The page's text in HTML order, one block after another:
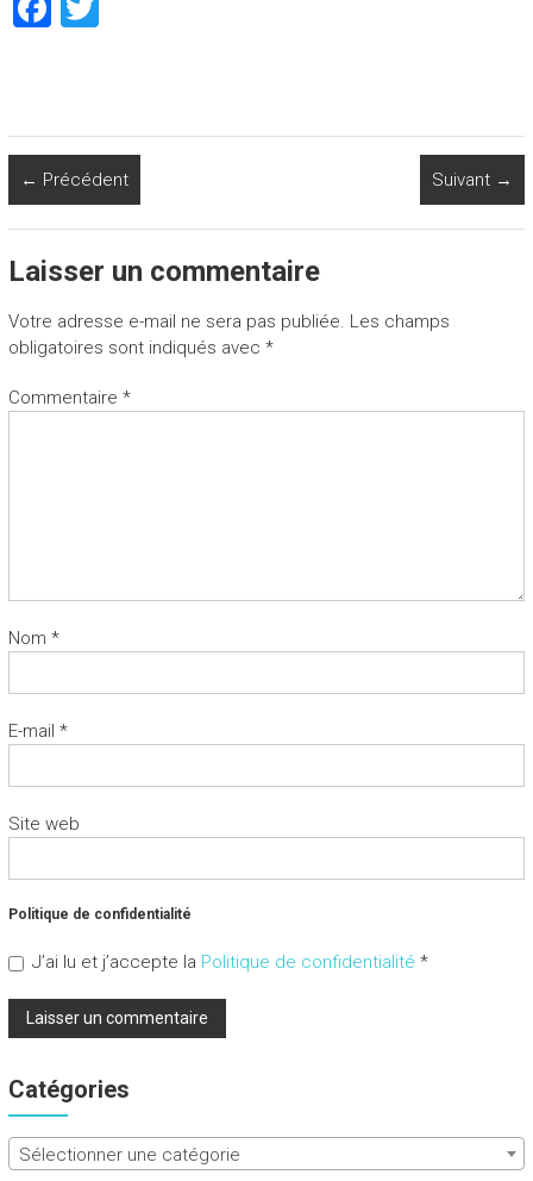
o
ok
← Précédent Suivant →
Laisser un commentaire
Votre adresse e-mail ne sera pas publiée. Les champs
obligatoires sont indiqués avec *
Commentaire *
Nom *
E-mail *
Site web
Politique de confidentialité
J’ai lu et j’accepte la Politique de confidentialité *
Catégories
Sélectionner une catégorie